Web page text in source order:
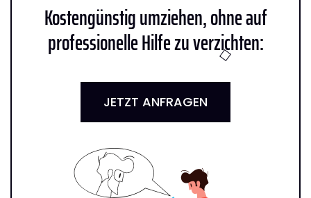
Kostengünstig umziehen, ohne auf
professionelle Hilfe zu verzichten:
JETZT ANFRAGEN